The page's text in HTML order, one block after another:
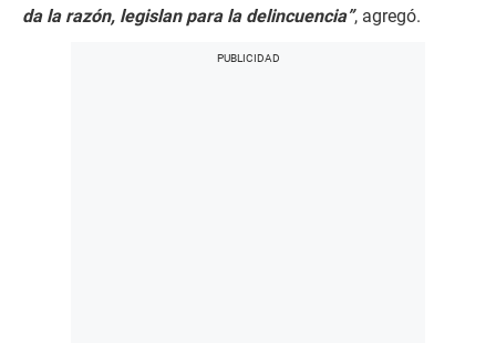
da la razón, legislan para la delincuencia”, agregó.